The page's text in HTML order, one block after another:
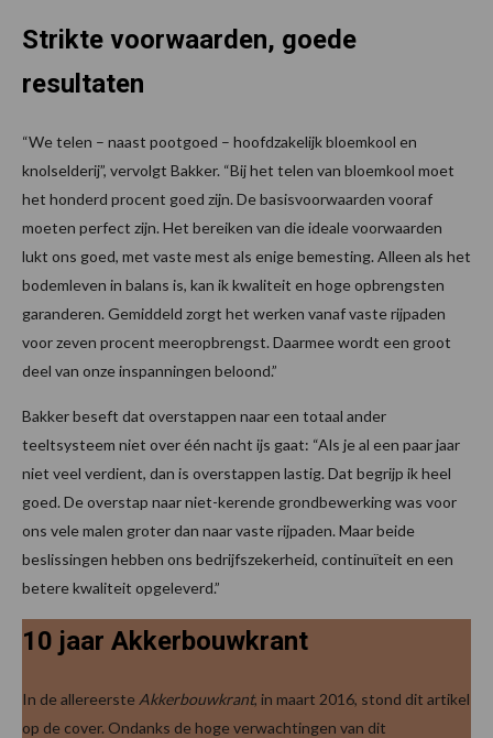
Strikte voorwaarden, goede
resultaten
“We telen – naast pootgoed – hoofdzakelijk bloemkool en
knolselderij”, vervolgt Bakker. “Bij het telen van bloemkool moet
het honderd procent goed zijn. De basisvoorwaarden vooraf
moeten perfect zijn. Het bereiken van die ideale voorwaarden
lukt ons goed, met vaste mest als enige bemesting. Alleen als het
bodemleven in balans is, kan ik kwaliteit en hoge opbrengsten
garanderen. Gemiddeld zorgt het werken vanaf vaste rijpaden
voor zeven procent meeropbrengst. Daarmee wordt een groot
deel van onze inspanningen beloond.”
Bakker beseft dat overstappen naar een totaal ander
teeltsysteem niet over één nacht ijs gaat: “Als je al een paar jaar
niet veel verdient, dan is overstappen lastig. Dat begrijp ik heel
goed. De overstap naar niet-kerende grondbewerking was voor
ons vele malen groter dan naar vaste rijpaden. Maar beide
beslissingen hebben ons bedrijfszekerheid, continuïteit en een
betere kwaliteit opgeleverd.”
10 jaar Akkerbouwkrant
In de allereerste Akkerbouwkrant, in maart 2016, stond dit artikel
op de cover. Ondanks de hoge verwachtingen van dit